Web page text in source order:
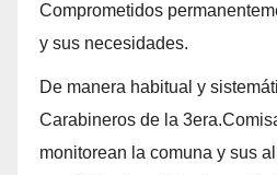
Comprometidos
y sus necesidades.
De manera habitual y
Carabineros de la
monitorean la comuna y sus